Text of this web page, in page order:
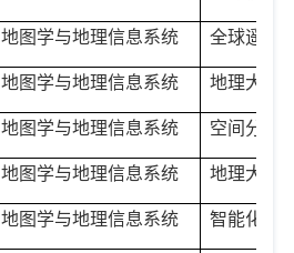
地图学与地理信息系统 全球遥感
地图学与地理信息系统 地理大数
地图学与地理信息系统 空间分析
地图学与地理信息系统 地理大数
地图学与地理信息系统 智能化地